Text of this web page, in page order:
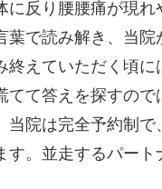
に反り腰腰痛が現
で読み解き、当
終えていただく頃
て答えを探すの
当院は完全予約制
す。並走するパー